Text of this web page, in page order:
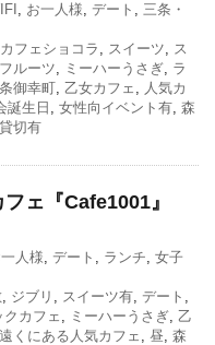
, お一人様, デート , 三条・
カフェショコラ , スイーツ, ス
フルーツ, ミーハーうさぎ, ラ
御幸町, 乙女カフェ , 人気カ
誕生日 , 女性向イベント有, 森
貸切有
ェ『Cafe1001』
人様, デート , ランチ, 女子
, ジブリ , スイーツ有, デート ,
クカフェ , ミーハーうさぎ, 乙
くにある人気カフェ , 昼, 森